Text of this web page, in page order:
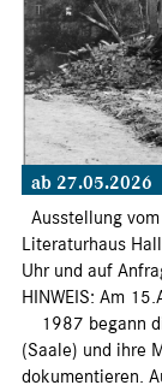
ab 27.05.2026
Ausstellung
Literaturhaus
Uhr und auf
HINWEIS: Am
1987 begann
(Saale) und ihre
dokumentieren.